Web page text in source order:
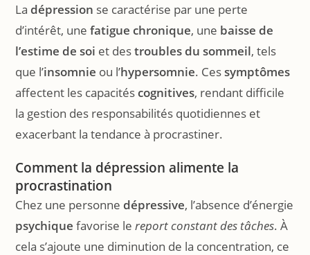
La dépression se caractérise par une perte
d’intérêt, unefatigue chronique, une baisse de
l’estime de soi et destroubles du sommeil, tels
que l’insomnie ou l’hypersomnie. Cessymptômes
affectent les capacitéscognitives, rendant difficile
la gestion des responsabilités quotidiennes et
exacerbant la tendance à procrastiner.
Comment la dépression alimente la
procrastination
Chez une personne dépressive, l’absence d’énergie
psychique favorise lereport constant des tâches. À
cela s’ajoute une diminution de la concentration, ce